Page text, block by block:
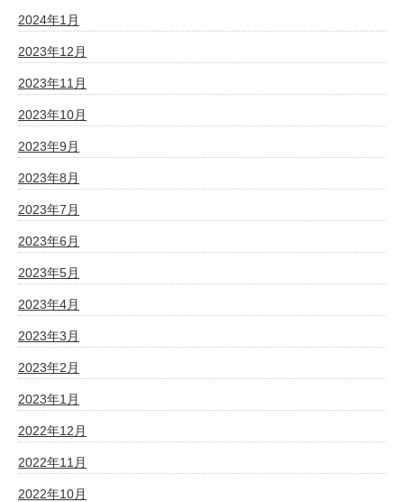
2024年1月
2023年12月
2023年11月
2023年10月
2023年9月
2023年8月
2023年7月
2023年6月
2023年5月
2023年4月
2023年3月
2023年2月
2023年1月
2022年12月
2022年11月
2022年10月